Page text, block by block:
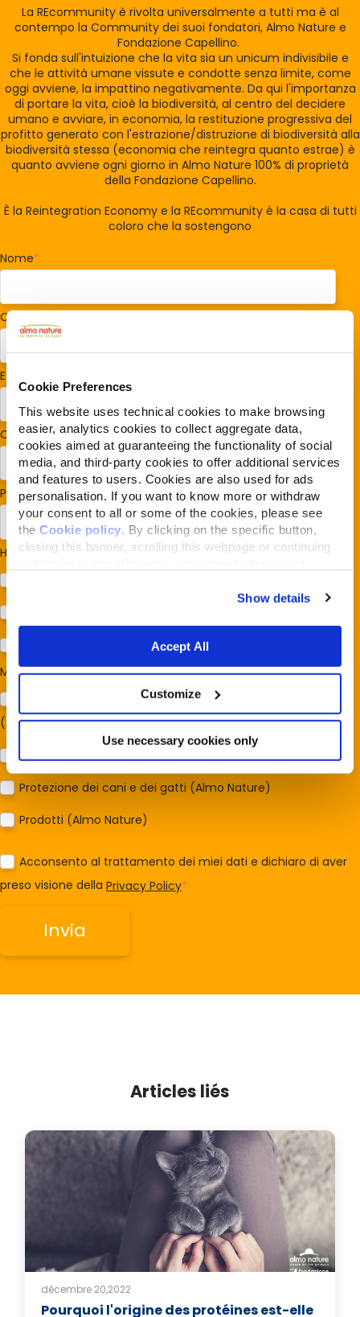
Cookie Preferences
This website uses technical cookies to make browsing
easier, analytics cookies to collect aggregate data,
cookies aimed at guaranteeing the functionality of social
media, and third-party cookies to offer additional services
and features to users. Cookies are also used for ads
personalisation. If you want to know more or withdraw
your consent to all or some of the cookies, please see
the Cookie policy . By clicking on the specific button,
closing this banner, scrolling this webpage or continuing
Show details
Accept All
Customize
Use necessary cookies only
La REcommunity è rivolta universalmente a tutti ma è al
contempo la Community dei suoi fondatori, Almo Nature e
Fondazione Capellino.
Si fonda sull'intuizione che la vita sia un unicum indivisibile e
che le attività umane vissute e condotte senza limite, come
oggi avviene, la impattino negativamente. Da qui l'importanza
di portare la vita, cioè la biodiversità, al centro del decidere
umano e avviare, in economia, la restituzione progressiva del
profitto generato con l'estrazione/distruzione di biodiversità alla
biodiversità stessa (economia che reintegra quanto estrae) è
quanto avviene ogni giorno in Almo Nature 100% di proprietà
della Fondazione Capellino.
È la Reintegration Economy e la REcommunity è la casa di tutti
coloro che la sostengono
Nome*
Cognome
E-mail
Codice postale*
Paese/Regione*
Hai cani o gatti?*
Mi interessa:*
Sostegno al modello della Reintegration Economy
(Almonature - Fondazione Capellino)
Protezione della biodiversità (Fondazione Capellino)
Protezione dei cani e dei gatti (Almo Nature)
Prodotti (Almo Nature)
Acconsento al trattamento dei miei dati e dichiaro di aver
preso visione della Privacy Policy*
Articles liés
décembre 20,2022
Pourquoi l'origine des protéines est-elle